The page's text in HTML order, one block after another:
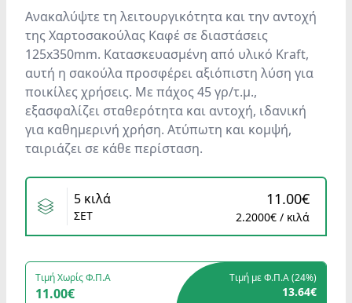
Ανακαλύψτε τη λειτουργικότητα και την αντοχή
της Χαρτοσακούλας Καφέ σε διαστάσεις
125x350mm. Κατασκευασμένη από υλικό Kraft,
αυτή η σακούλα προσφέρει αξιόπιστη λύση για
ποικίλες χρήσεις. Με πάχος 45 γρ/τ.μ.,
εξασφαλίζει σταθερότητα και αντοχή, ιδανική
για καθημερινή χρήση. Ατύπωτη και κομψή,
ταιριάζει σε κάθε περίσταση.
Variants
5 κιλά
ΣΕΤ
11.00€
2.2000€ / κιλά
Τιμή Χωρίς Φ.Π.Α
11.00€
Τιμή με Φ.Π.Α (24%)
13.64€